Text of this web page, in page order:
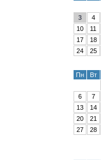
3
4
10
11
17
18
24
25
Пн
Вт
6
7
13
14
20
21
27
28